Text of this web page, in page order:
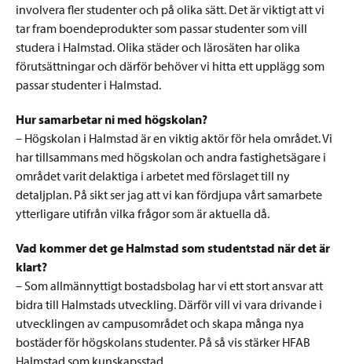
involvera fler studenter och på olika sätt. Det är viktigt att vi
tar fram boendeprodukter som passar studenter som vill
studera i Halmstad. Olika städer och lärosäten har olika
förutsättningar och därför behöver vi hitta ett upplägg som
passar studenter i Halmstad.
Hur samarbetar ni med högskolan?
– Högskolan i Halmstad är en viktig aktör för hela området. Vi
har tillsammans med högskolan och andra fastighetsägare i
området varit delaktiga i arbetet med förslaget till ny
detaljplan. På sikt ser jag att vi kan fördjupa vårt samarbete
ytterligare utifrån vilka frågor som är aktuella då.
Vad kommer det ge Halmstad som studentstad när det är
klart?
– Som allmännyttigt bostadsbolag har vi ett stort ansvar att
bidra till Halmstads utveckling. Därför vill vi vara drivande i
utvecklingen av campusområdet och skapa många nya
bostäder för högskolans studenter. På så vis stärker HFAB
Halmstad som kunskapsstad.